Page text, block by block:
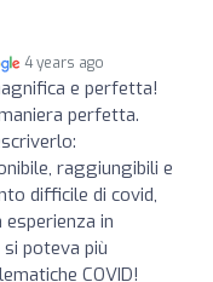
4 years ago
e perfetta!
perfetta.
raggiungibili e
difficile di covid,
in
poteva più
COVID!